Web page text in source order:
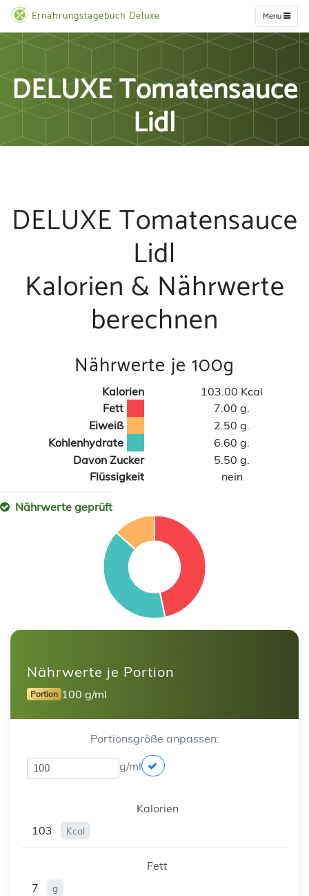
Ernährungstagebuch Deluxe Menu
DELUXE Tomatensauce
Lidl
DELUXE Tomatensauce
Lidl
Kalorien & Nährwerte
berechnen
Nährwerte je 100g
Kalorien
103.00 Kcal
Fett
7.00 g.
Eiweiß
2.50 g.
Kohlenhydrate
6.60 g.
Davon Zucker
5.50 g.
Flüssigkeit
nein
Nährwerte geprüft
Nährwerte je Portion
Portion 100 g/ml
Portionsgröße anpassen:
g/ml
Kalorien
103
Kcal
Fett
7
g